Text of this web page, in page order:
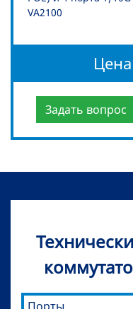
VA2100
Задать вопрос
Порты